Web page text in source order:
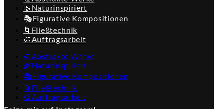
🌿Naturinspiriert
🎭Figurative Kompositionen
🌀Fließtechnik
🎨Auftragsarbeit
🎨Abstrakte Werke
🌿Naturinspiriert
🎭Figurative Kompositionen
🌀Fließtechnik
🎨Auftragsarbeit